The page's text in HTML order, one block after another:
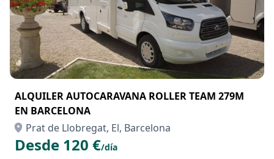
ALQUILER AUTOCARAVANA ROLLER TEAM 279M
EN BARCELONA
Prat de Llobregat, El, Barcelona
Desde 120 €/día